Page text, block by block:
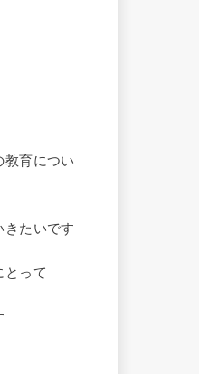
教育につい
きたいです
とって